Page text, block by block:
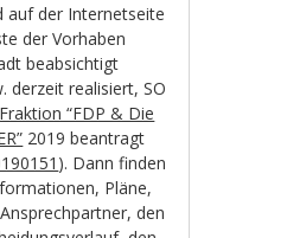
auf der Internetseite
der Vorhaben
beabsichtigt
derzeit realisiert, SO
Fraktion “FDP & Die
2019 beantragt
). Dann finden
Pläne,
den